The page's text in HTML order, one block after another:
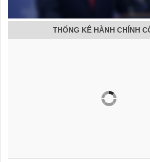
THỐNG KÊ HÀNH CHÍNH